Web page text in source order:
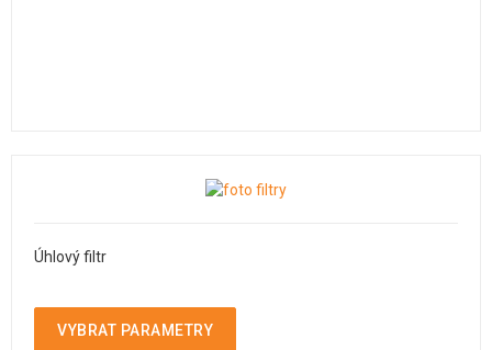
Úhlový filtr
VYBRAT PARAMETRY